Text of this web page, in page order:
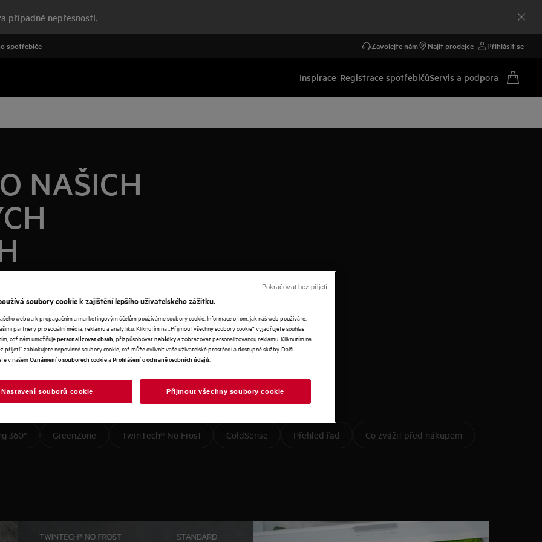
případné nepřesnosti.
spotřebiče Zavolejte nám Najít prodejce Přihlásit se
Inspirace Registrace spotřebičůServis a podpora
NAŠICH
stravování snadné a
záleží, tj. kvalitu potravin, vaše
potraviny trojím způsobem pro
správnou vlhkost a
360° GreenZone TwinTech® No Frost ColdSense Přehled řad Co zvážit před nákupem
soubory cookie k zajištění lepšího uživatelského zážitku.
webu a k propagačním a marketingovým účelům používáme soubory cookie. Informace o tom, jak náš web používáte,
partnery pro sociální média, reklamu a analytiku. Kliknutím na „Přijmout všechny soubory cookie“ vyjadřujete souhlas
což nám umožňujepersonalizovat obsah , přizpůsobovatnabídkya zobrazovat personalizovanou reklamu. Kliknutím na
přijetí“ zablokujete nepovinné soubory cookie, což může ovlivnit vaše uživatelské prostředí a dostupné služby. Další
v našemOznámení o souborech cookieaProhlášení o ochraně osobních údajů
Nastavení souborů cookie Přijmout všechny soubory cookie
Pokračovat bez přijetí